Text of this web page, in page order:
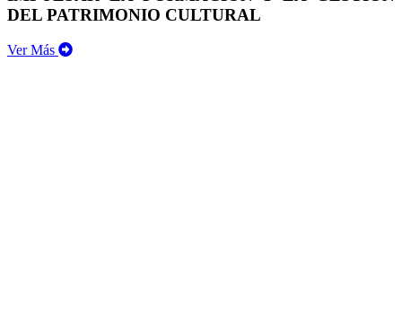
DEL PATRIMONIO CULTURAL
Ver Más